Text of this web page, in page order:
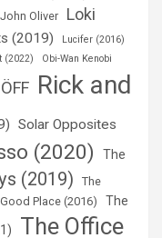
Oliver
Loki
(2019) Lucifer (2016)
(2022) Obi-Wan Kenobi
Rick and
Solar Opposites
(2020)
The
(2019)
The
Place (2016)
The
The Office